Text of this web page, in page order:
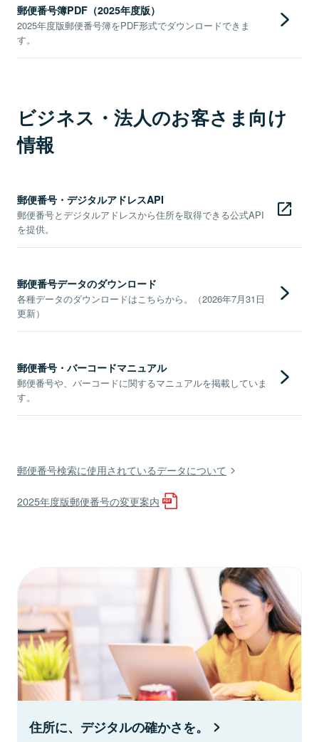
郵便番号簿PDF（2025年度版）
2025年度版郵便番号簿をPDF形式でダウンロードできま
す。
ビジネス・法人のお客さま向け
情報
郵便番号・デジタルアドレスAPI
郵便番号とデジタルアドレスから住所を取得できる公式API
を提供。
郵便番号データのダウンロード
各種データのダウンロードはこちらから。（2026年7月31日
更新）
郵便番号・バーコードマニュアル
郵便番号や、バーコードに関するマニュアルを掲載していま
す。
郵便番号検索に使用されているデータについて
2025年度版郵便番号の変更案内
住所に、デジタルの確かさを。